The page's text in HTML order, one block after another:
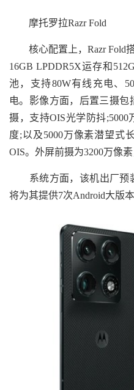
摩托罗拉Razr Fold
核心配置上，Razr Fold搭
16GB LPDDR5X运存和
池，支持80W有线充电、
电。影像方面，后置三摄包
摄，支持OIS光学防抖
度;以及5000万像素潜望式
OIS。外屏前摄为3200万像
系统方面，该机出厂预装
将为其提供7次Android大版